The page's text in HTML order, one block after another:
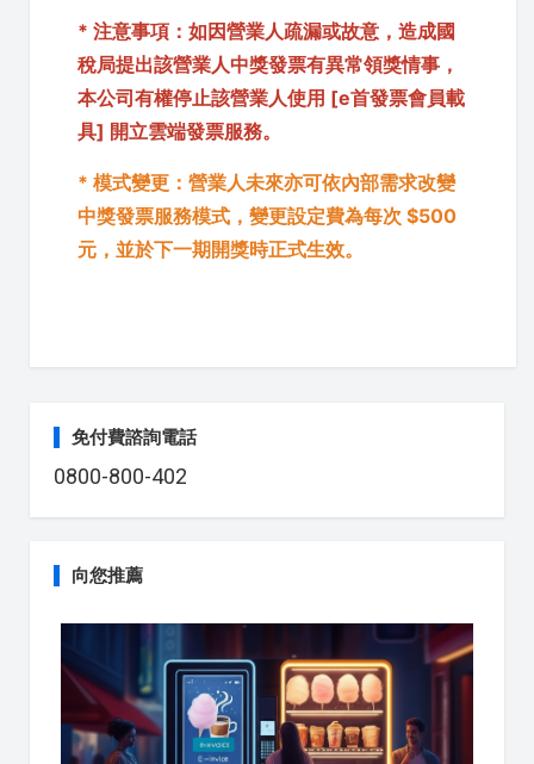
* 注意事項：如因營業人疏漏或故意，造成國
稅局提出該營業人中獎發票有異常領獎情事，
本公司有權停止該營業人使用 [e首發票會員載
具] 開立雲端發票服務。
* 模式變更：營業人未來亦可依內部需求改變
中獎發票服務模式，變更設定費為每次 $500
元，並於下一期開獎時正式生效。
免付費諮詢電話
0800-800-402
向您推薦